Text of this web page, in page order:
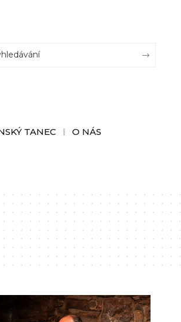
TANEC O NÁS